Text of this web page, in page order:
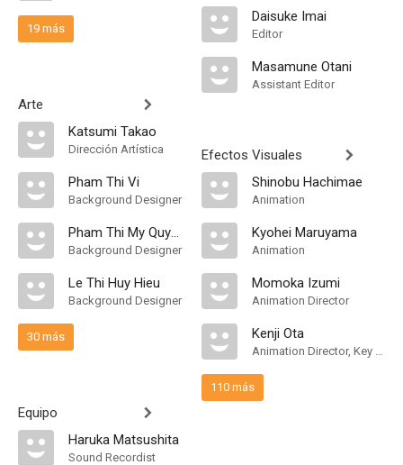
19 más
Arte
Katsumi Takao
Dirección Artística
Pham Thi Vi
Background Designer
Pham Thi My Quynh
Background Designer
Le Thi Huy Hieu
Background Designer
30 más
Equipo
Haruka Matsushita
Sound Recordist
Daisuke Imai
Editor
Masamune Otani
Assistant Editor
Efectos Visuales
Shinobu Hachimae
Animation
Kyohei Maruyama
Animation
Momoka Izumi
Animation Director
Kenji Ota
Animation Director, Key Animation
110 más